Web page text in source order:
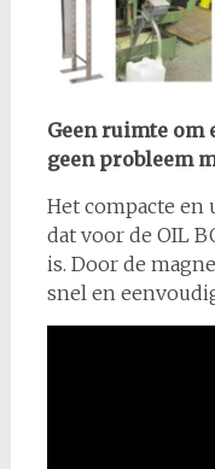
Geen ruimte om
geen probleem
Het compacte
dat voor de OIL
is. Door de
snel en